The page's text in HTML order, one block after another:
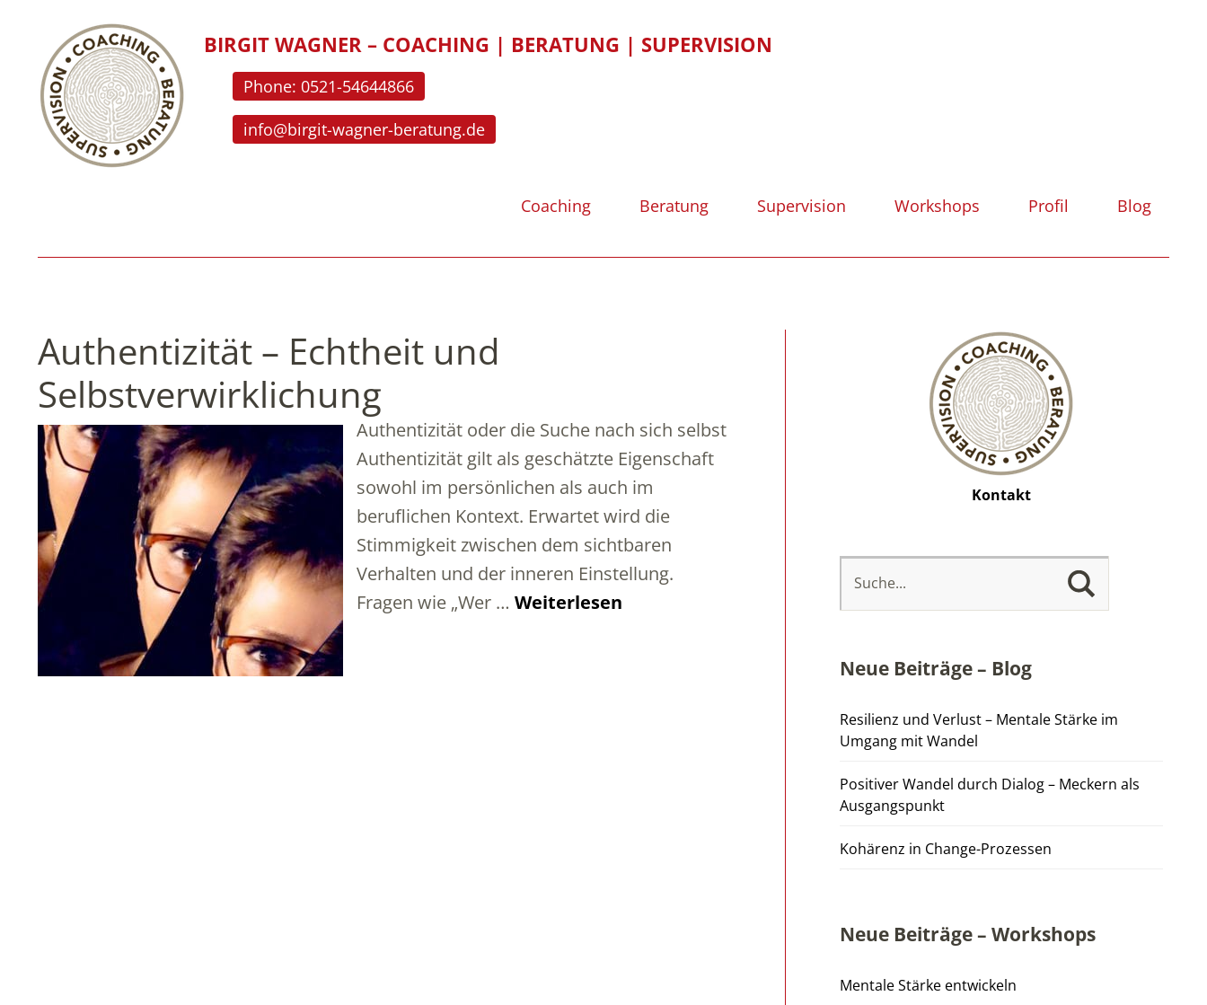
BIRGIT WAGNER – COACHING | BERATUNG | SUPERVISION
Phone: 0521-54644866
info@birgit-wagner-beratung.de
Coaching Beratung Supervision Workshops Profil Blog
Authentizität – Echtheit und
Selbstverwirklichung
Authentizität oder die Suche nach sich selbst
Authentizität gilt als geschätzte Eigenschaft
sowohl im persönlichen als auch im
beruflichen Kontext. Erwartet wird die
Stimmigkeit zwischen dem sichtbaren
Verhalten und der inneren Einstellung.
Fragen wie „Wer … Weiterlesen
Kontakt
Neue Beiträge – Blog
Resilienz und Verlust – Mentale Stärke im
Umgang mit Wandel
Positiver Wandel durch Dialog – Meckern als
Ausgangspunkt
Kohärenz in Change-Prozessen
Neue Beiträge – Workshops
Mentale Stärke entwickeln